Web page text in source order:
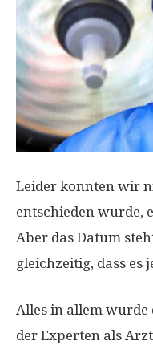
Leider konnten wir
entschieden wurde,
Aber das Datum
gleichzeitig, dass es
Alles in allem wurde
der Experten als